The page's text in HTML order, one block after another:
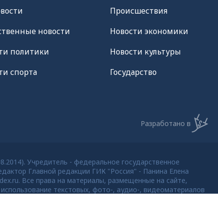
новости
политики
спорта
Происшествия
Новости экономики
Новости культуры
Государство
Разработано в
Учредитель - федеральное государственное
Главной редакции ГИК "Россия" - Панина Елена
Все права на материалы, размещенные на сайте,
текстовых, фото-, аудио-, видеоматериалов